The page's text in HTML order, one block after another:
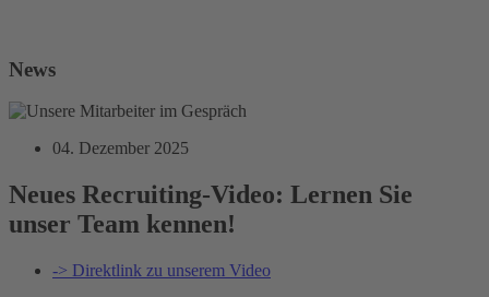
News
04. Dezember 2025
Neues Recruiting-Video: Lernen Sie
unser Team kennen!
-> Direktlink zu unserem Video